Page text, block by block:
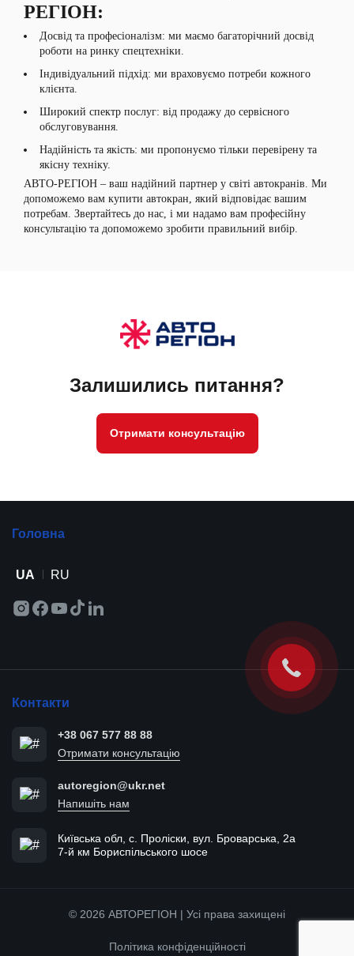
РЕГІОН:
Досвід та професіоналізм: ми маємо багаторічний досвід
роботи на ринку спецтехніки.
Індивідуальний підхід: ми враховуємо потреби кожного
клієнта.
Широкий спектр послуг: від продажу до сервісного
обслуговування.
Надійність та якість: ми пропонуємо тільки перевірену та
якісну техніку.
АВТО-РЕГІОН – ваш надійний партнер у світі автокранів. Ми
допоможемо вам купити автокран, який відповідає вашим
потребам. Звертайтесь до нас, і ми надамо вам професійну
консультацію та допоможемо зробити правильний вибір.
Залишились питання?
Отримати консультацію
Головна
UA RU
Контакти
+38 067 577 88 88
Отримати консультацію
autoregion@ukr.net
Напишіть нам
Київська обл, с. Проліски, вул. Броварська, 2а
7-й км Бориспільського шосе
© 2026 АВТОРЕГІОН | Усі права захищені
Політика конфіденційності